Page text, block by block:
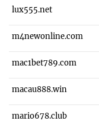
lux555.net
m4newonline.com
mac1bet789.com
macau888.win
mario678.club